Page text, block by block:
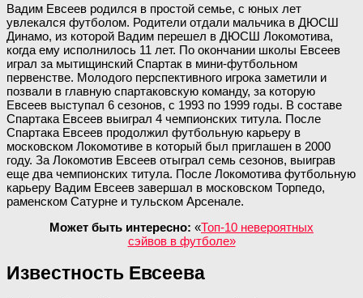
Вадим Евсеев родился в простой семье, с юных лет
увлекался футболом. Родители отдали мальчика в ДЮСШ
Динамо, из которой Вадим перешел в ДЮСШ Локомотива,
когда ему исполнилось 11 лет. По окончании школы Евсеев
играл за мытищинский Спартак в мини-футбольном
первенстве. Молодого перспективного игрока заметили и
позвали в главную спартаковскую команду, за которую
Евсеев выступал 6 сезонов, с 1993 по 1999 годы. В составе
Спартака Евсеев выиграл 4 чемпионских титула. После
Спартака Евсеев продолжил футбольную карьеру в
московском Локомотиве в который был приглашен в 2000
году. За Локомотив Евсеев отыграл семь сезонов, выиграв
еще два чемпионских титула. После Локомотива футбольную
карьеру Вадим Евсеев завершал в московском Торпедо,
раменском Сатурне и тульском Арсенале.
Может быть интересно: «Топ-10 невероятных
сэйвов в футболе»
Известность Евсеева